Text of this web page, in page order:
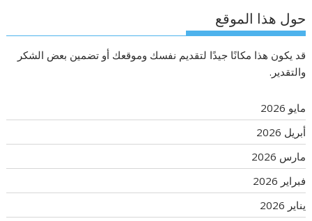
حول هذا الموقع
قد يكون هذا مكانًا جيدًا لتقديم نفسك وموقعك أو تضمين بعض الشكر
والتقدير.
مايو 2026
أبريل 2026
مارس 2026
فبراير 2026
يناير 2026